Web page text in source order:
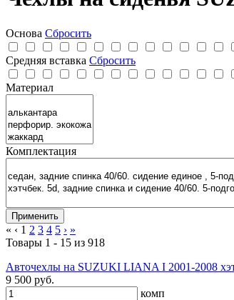
Основа Сбросить
Средняя вставка Сбросить
Материал
Комплектация
« ‹ 1 2 3 4 5 › »
Товары 1 - 15 из 918
Авточехлы на SUZUKI LIANA I 2001-2008
9 500 руб.
комп